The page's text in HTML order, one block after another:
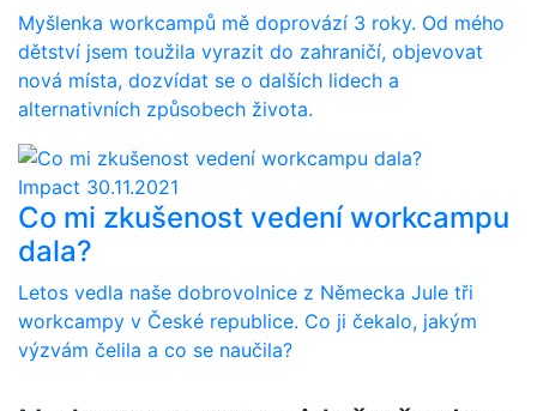
Myšlenka workcampů mě doprovází 3 roky. Od mého
dětství jsem toužila vyrazit do zahraničí, objevovat
nová místa, dozvídat se o dalších lidech a
alternativních způsobech života.
Impact 30.11.2021
Co mi zkušenost vedení workcampu
dala?
Letos vedla naše dobrovolnice z Německa Jule tři
workcampy v České republice. Co ji čekalo, jakým
výzvám čelila a co se naučila?